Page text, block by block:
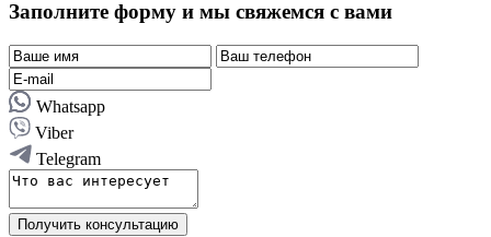
Заполните форму и мы свяжемся с вами
Whatsapp
Viber
Telegram
Получить консультацию